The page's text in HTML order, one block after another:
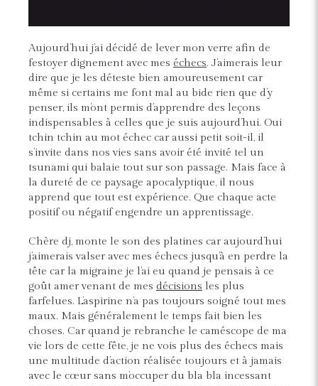
Aujourd’hui j’ai décidé de lever mon verre afin de
festoyer dignement avec mes échecs. J’aimerais leur
dire que je les déteste bien amoureusement car
même si certains me font mal au bide rien que d’y
penser, ils m’ont permis d’apprendre des leçons
indispensables à celles que je suis aujourd’hui. Oui
tchin tchin au mot échec car aussi petit soit-il, il
s’invite dans nos vies sans avoir été invité tel un
tsunami qui balaie tout sur son passage. Mais face à
la dureté de ce paysage apocalyptique, il nous
apprend que tout est expérience. Que chaque acte
positif ou négatif engendre un apprentissage.
Chère dj, monte le son des platines car aujourd’hui
j’aimerais valser avec mes échecs jusqu’à en perdre la
tête car la migraine je l’ai eu quand je pensais à ce
goût amer venant de mes décisions les plus
farfelues. L’aspirine n’a pas toujours soigné tout mes
maux. Mais généralement le temps fait bien les
choses. Car quand je rebranche le caméscope de ma
vie lors de cette fête, je ne vois plus des échecs mais
une multitude d’action réalisée toujours et à jamais
avec le cœur sans m’occuper du bla bla incessant